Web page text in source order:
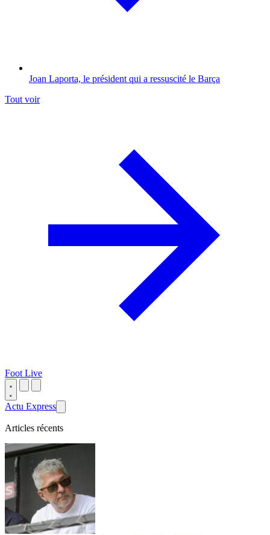
Joan Laporta, le président qui a ressuscité le Barça
Tout voir
Foot Live
Actu Express
Articles récents